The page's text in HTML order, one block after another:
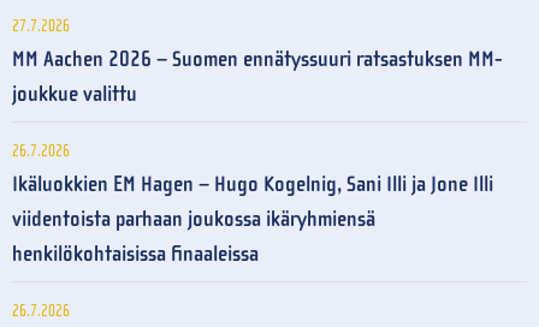
27.7.2026
MM Aachen 2026 – Suomen ennätyssuuri ratsastuksen MM-
joukkue valittu
26.7.2026
Ikäluokkien EM Hagen – Hugo Kogelnig, Sani Illi ja Jone Illi
viidentoista parhaan joukossa ikäryhmiensä
henkilökohtaisissa finaaleissa
26.7.2026